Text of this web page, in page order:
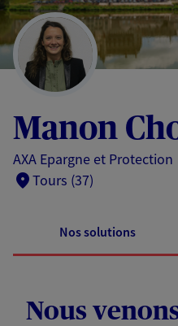
Manon
AXA Epargne et Protection
Tours (37)
Nos solutions
Nous